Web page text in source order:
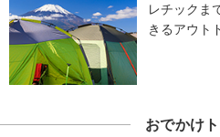
レチックま
きるアウト
おでかけ